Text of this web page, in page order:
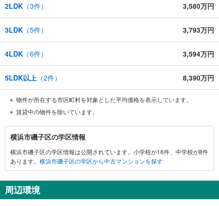
2LDK （3件） 3,580万円
3LDK （5件） 3,793万円
4LDK （6件） 3,594万円
5LDK以上 （2件） 8,390万円
物件が所在する市区町村を対象とした平均価格を表示しています。
賃貸中の物件を除いています。
横
浜
市
磯
区
に
横浜市磯子区の学区情報
横浜市磯子区の学区情報は公開されています。小学校が16件、中学校が8件
あります。 横浜市磯子区の学区から中古マンションを探す
周辺環境